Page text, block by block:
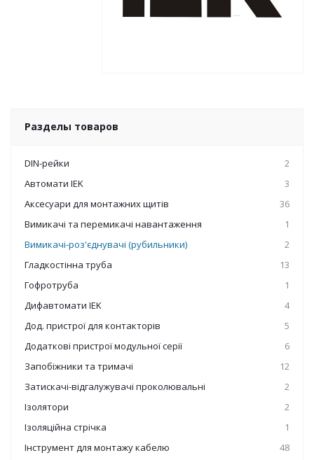
Разделы товаров
DIN-рейки
2
Автомати IEK
3
Аксесуари для монтажних щитів
36
Вимикачі та перемикачі навантаження
1
Вимикачі-роз'єднувачі (рубильники)
2
Гладкостінна труба
13
Гофротруба
1
Дифавтомати IEK
4
Дод. пристрої для контакторів
5
Додаткові пристрої модульної серії
6
Запобіжники та тримачі
12
Затискачі-відгалужувачі проколювальні
2
Ізолятори
2
Ізоляційна стрічка
1
Інструмент для монтажу кабелю
48